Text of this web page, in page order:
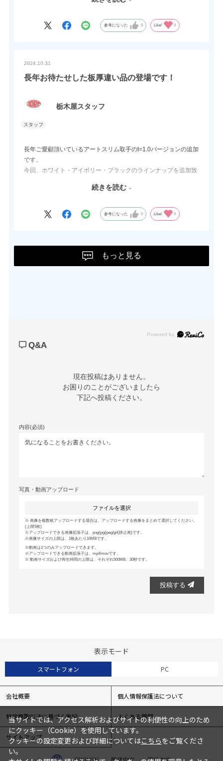
ちょっとした部品まで、色調が統一されていると、製品全体の価
ており、対候性に優れたAES製を使用しています。
参考になった 0 Like! 0
2024.10.31
長年お待たせした板厚違い品の登場です！
栃木屋スタッフ
長年ご愛顧頂いているアートスリム取手のt=1.0バージョンの追加
です。
今回、ホワイト・アイボリー・ブラックのラインナップを追加致
他の色違いも特注対応可能ですので、最寄りの営業担当にご確認
続きを読む
参考になった 0 Like! 0
もっと見る
Powered by
Q&A
現在投稿はありません。
お困りのことがございましたら
下記へ投稿ください。
内容(必須)
写真・動画アップロード
ファイルを選択
画像を複数枚アップロードする場合は、アップロードする画像をまとめて選択してください。
(上限5枚)
アップロードできる画像拡張子は、png/jpg/jpeg/gif(静止画)です。
画像サイズの上限は、1枚あたり10MBです。
動画は1つのみアップロードできます。
アップロードできる動画拡張子は、mp4/movです。
動画サイズおよび再生時間の上限は、それぞれ500MB、30秒です。
投稿する
表示モード
スマートフォン PC
会社概要 個人情報保護法について
特定商取引法に基づく表記 よくある質問
サイトマップ
ENGLISH 簡体中文 繁体中文
当サイトでは、アクセス解析およびサイトの利便性の向上のため
にクッキー（Cookie）を使用しています。
クッキーの設定変更および詳細についてはこちらをご覧くださ
い。